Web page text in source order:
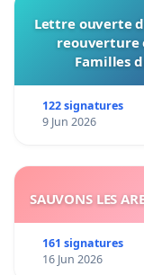
Lettre ouverte
reouverture
Familles
122 signatures
9 Jun 2026
SAUVONS LES
161 signatures
16 Jun 2026